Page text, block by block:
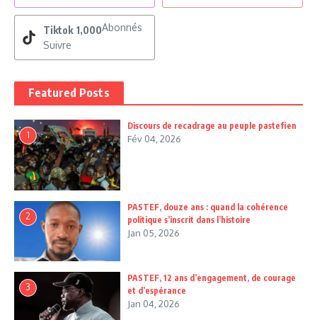
Tiktok 1,000Abonnés
Suivre
Featured Posts
1
Discours de recadrage au peuple pastefien
Fév 04, 2026
2
PASTEF, douze ans : quand la cohérence
politique s’inscrit dans l’histoire
Jan 05, 2026
3
PASTEF, 12 ans d’engagement, de courage
et d’espérance
Jan 04, 2026